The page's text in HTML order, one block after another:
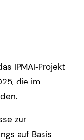
IPMAI‑Projekt
die im
zur
auf Basis